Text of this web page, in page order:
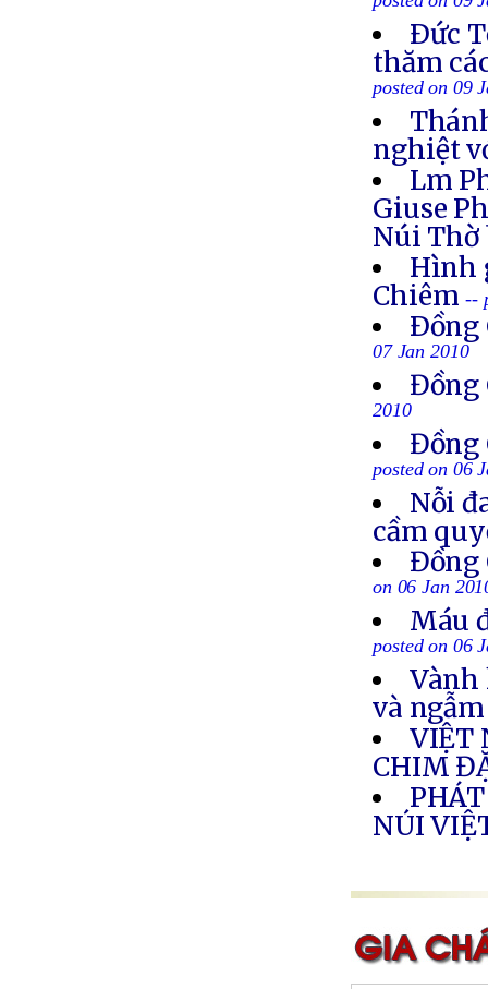
Ðức
thăm
posted on 09
nghiệt
Lm
Giuse
Núi Thờ
Hình
Chiêm --
Ðồng
07 Jan 2010
Đồng
2010
Đồng
posted on 06
Nỗi
cầm
Đồng
on 06 Jan
Máu
posted on 06
và
VIỆT
CHIM
NÚI